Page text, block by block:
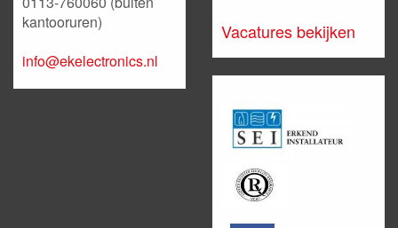
kantooruren)
info@ekelectronics.nl
Vacatures bekijken